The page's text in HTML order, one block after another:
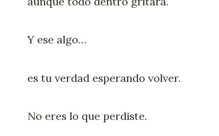
Y ese algo…
es tu verdad esperando volver.
No eres lo que perdiste.